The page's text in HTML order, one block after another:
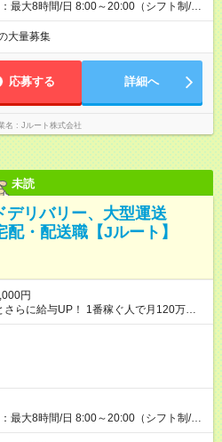
最大8時間/日 8:00～20:00（シフト制/実
（場所次第では週4も有り） ※配達状況に
可能性有り ※案件により多少の前後あり
大量募集
応募する 詳細へ
名 Jルート株式会社
未読
リバリー、大型運送
・配送職【Jルート】
円
らに給与UP！ 1番稼ぐ人で月120万ほ
ジ＞ ■月収50万
住)※元建築関係 1日150個配達×25日勤務
最大8時間/日 8:00～20:00（シフト制/実
（場所次第では週4も有り） ※配達状況に